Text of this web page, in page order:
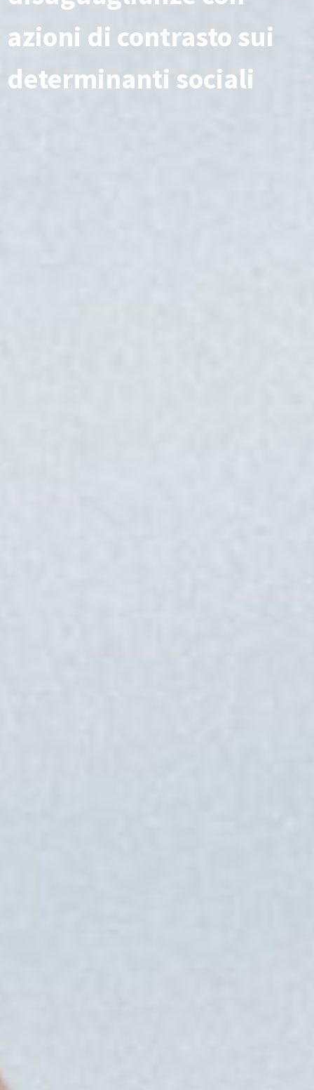
azioni di contrasto sui
determinanti sociali